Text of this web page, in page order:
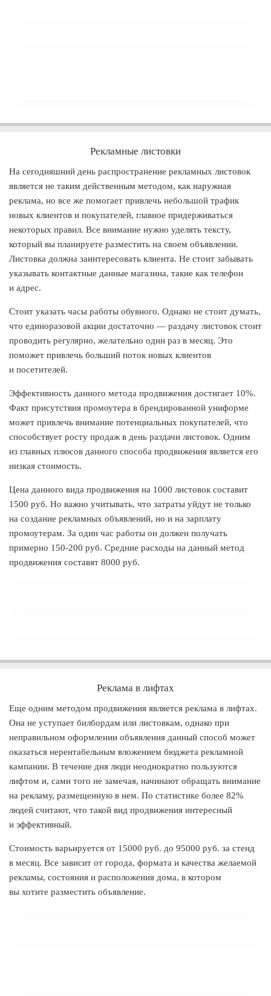
Рекламные листовки
На сегодняшний день распространение рекламных листовок
является не таким действенным методом, как наружная
реклама, но все же помогает привлечь небольшой трафик
новых клиентов и покупателей, главное придерживаться
некоторых правил. Все внимание нужно уделять тексту,
который вы планируете разместить на своем объявлении.
Листовка должна заинтересовать клиента. Не стоит забывать
указывать контактные данные магазина, такие как телефон
и адрес.
Стоит указать часы работы обувного. Однако не стоит думать,
что единоразовой акции достаточно — раздачу листовок стоит
проводить регулярно, желательно один раз в месяц. Это
поможет привлечь больший поток новых клиентов
и посетителей.
Эффективность данного метода продвижения достигает 10%.
Факт присутствия промоутера в брендированной униформе
может привлечь внимание потенциальных покупателей, что
способствует росту продаж в день раздачи листовок. Одним
из главных плюсов данного способа продвижения является его
низкая стоимость.
Цена данного вида продвижения на 1000 листовок составит
1500 руб. Но важно учитывать, что затраты уйдут не только
на создание рекламных объявлений, но и на зарплату
промоутерам. За один час работы он должен получать
примерно 150-200 руб. Средние расходы на данный метод
продвижения составят 8000 руб.
Реклама в лифтах
Еще одним методом продвижения является реклама в лифтах.
Она не уступает билбордам или листовкам, однако при
неправильном оформлении объявления данный способ может
оказаться нерентабельным вложением бюджета рекламной
кампании. В течение дня люди неоднократно пользуются
лифтом и, сами того не замечая, начинают обращать внимание
на рекламу, размещенную в нем. По статистике более 82%
людей считают, что такой вид продвижения интересный
и эффективный.
Стоимость варьируется от 15000 руб. до 95000 руб. за стенд
в месяц. Все зависит от города, формата и качества желаемой
рекламы, состояния и расположения дома, в котором
вы хотите разместить объявление.